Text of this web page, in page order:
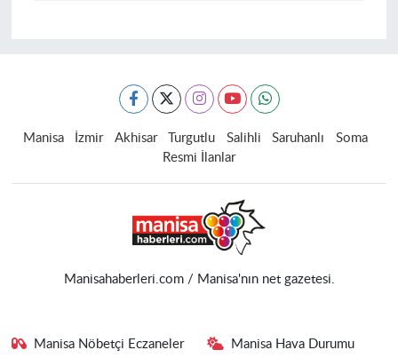
Manisa İzmir Akhisar Turgutlu Salihli Saruhanlı
Soma
Resmi İlanlar
Manisahaberleri.com / Manisa'nın net gazetesi.
Manisa Nöbetçi Eczaneler Manisa Hava Durumu